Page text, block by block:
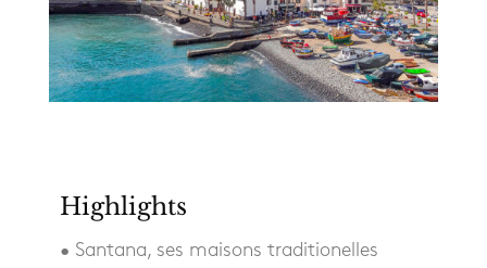
Highlights
• Santana, ses maisons traditionelles